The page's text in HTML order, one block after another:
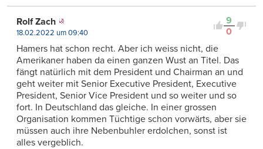
9
0
Rolf Zach
18.02.2022 um 09:40
Hamers hat schon recht. Aber ich weiss nicht, die
Amerikaner haben da einen ganzen Wust an Titel. Das
fängt natürlich mit dem President und Chairman an und
geht weiter mit Senior Executive President, Executive
President, Senior Vice President und so weiter und so
fort. In Deutschland das gleiche. In einer grossen
Organisation kommen Tüchtige schon vorwärts, aber sie
müssen auch ihre Nebenbuhler erdolchen, sonst ist
alles vergeblich.